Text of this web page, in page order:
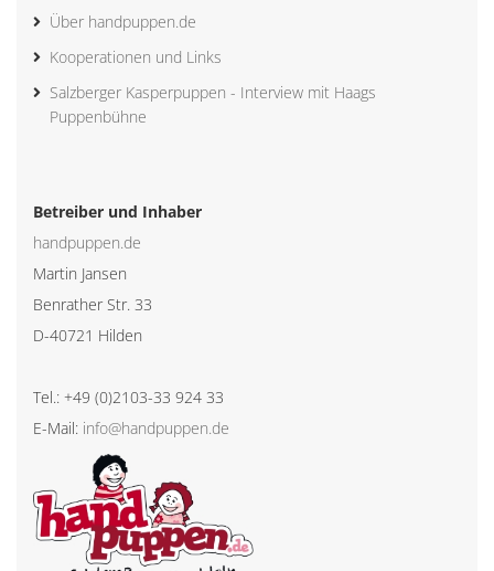
Über handpuppen.de
Kooperationen und Links
Salzberger Kasperpuppen - Interview mit Haags
Puppenbühne
Betreiber und Inhaber
handpuppen.de
Martin Jansen
Benrather Str. 33
D-40721 Hilden
Tel.: +49 (0)2103-33 924 33
E-Mail: info@handpuppen.de